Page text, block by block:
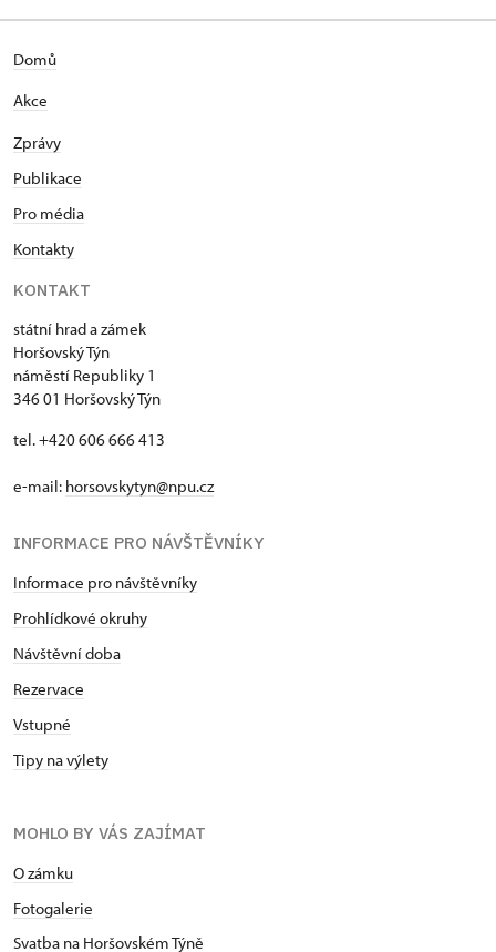
Domů
Akce
Zprávy
Publikace
Pro média
Kontakty
KONTAKT
státní hrad a zámek
Horšovský Týn
náměstí Republiky 1
346 01 Horšovský Týn
tel. +420 606 666 413
e-mail: horsovskytyn@npu.cz
INFORMACE PRO NÁVŠTĚVNÍKY
Informace pro návštěvníky
Prohlídkové okruhy
Návštěvní doba
Rezervace
Vstupné
Tipy na výlety
MOHLO BY VÁS ZAJÍMAT
O zámku
Fotogalerie
Svatba na Horšovském Týně